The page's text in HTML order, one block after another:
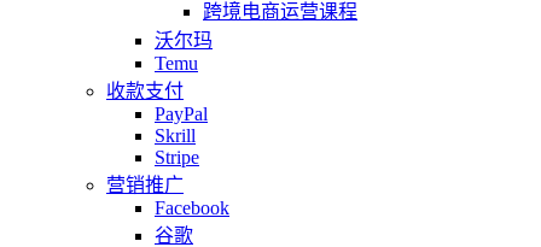
跨境电商运营课程
沃尔玛
Temu
收款支付
PayPal
Skrill
Stripe
营销推广
Facebook
谷歌